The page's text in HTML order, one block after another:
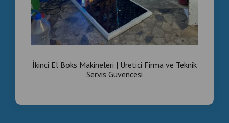
İkinci El Boks Makineleri | Üretici Firma ve Teknik
Servis Güvencesi